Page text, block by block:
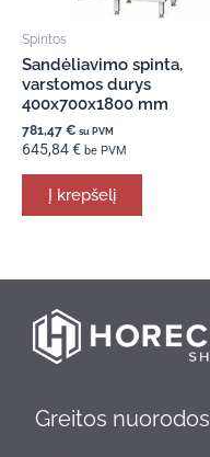
Spintos
Sandėliavimo spinta,
varstomos durys
400x700x1800 mm
781,47 € su PVM
645,84€ be PVM
Į krepšelį
Greitos nuorodos